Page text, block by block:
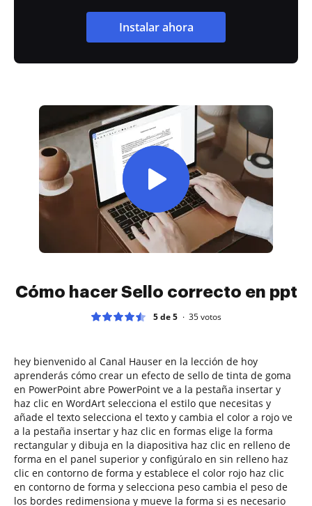
Instalar ahora
Cómo hacer Sello correcto en ppt
5 de 5 35votos
hey bienvenido al Canal Hauser en la lección de hoy
aprenderás cómo crear un efecto de sello de tinta de goma
en PowerPoint abre PowerPoint ve a la pestaña insertar y
haz clic en WordArt selecciona el estilo que necesitas y
añade el texto selecciona el texto y cambia el color a rojo ve
a la pestaña insertar y haz clic en formas elige la forma
rectangular y dibuja en la diapositiva haz clic en relleno de
forma en el panel superior y configúralo en sin relleno haz
clic en contorno de forma y establece el color rojo haz clic
en contorno de forma y selecciona peso cambia el peso de
los bordes redimensiona y mueve la forma si es necesario